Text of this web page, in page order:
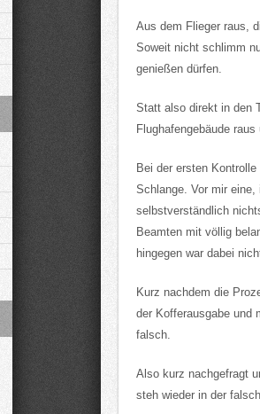
Aus dem Flieger raus,
Soweit nicht schlimm
genießen dürfen.
Statt also direkt in den
Flughafengebäude
Bei der ersten
Schlange. Vor mir
selbstverständlich
Beamten mit völlig
hingegen war dabei
Kurz nachdem die
der Kofferausgabe und
falsch.
Also kurz nachgefragt
steh wieder in der